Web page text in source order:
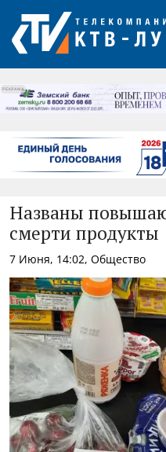
РЕКЛАМА
Названы
смерти продукты
7 Июня, 14:02, Общество